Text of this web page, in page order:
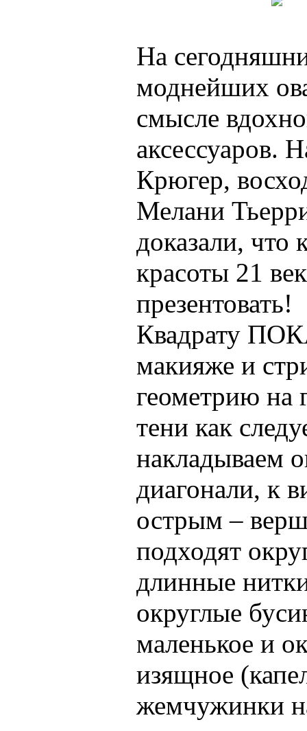
На
моднейших
смысле
аксессуаров.
Крюгер,
Мелани
доказали, что
красоты 21
презентовать!
Квадрату
макияже и
геометрию на
тени как
накладываем
диагонали, к
острым –
подходят
длинные
округлые
маленькое и
изящное
жемчужинки